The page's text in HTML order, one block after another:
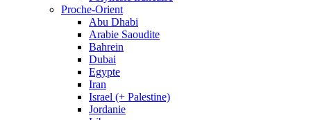
Proche-Orient
Abu Dhabi
Arabie Saoudite
Bahrein
Dubai
Egypte
Iran
Israel (+ Palestine)
Jordanie